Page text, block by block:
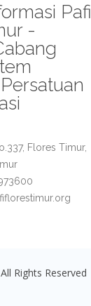
Pafi
-
Flores Timur,
Rights Reserved